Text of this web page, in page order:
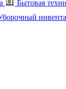
Бытовая